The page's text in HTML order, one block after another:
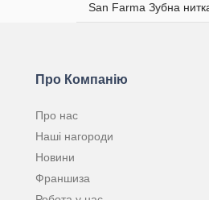
San Farma Зубна
Про Компанію
Про нас
Наші нагороди
Новини
Франшиза